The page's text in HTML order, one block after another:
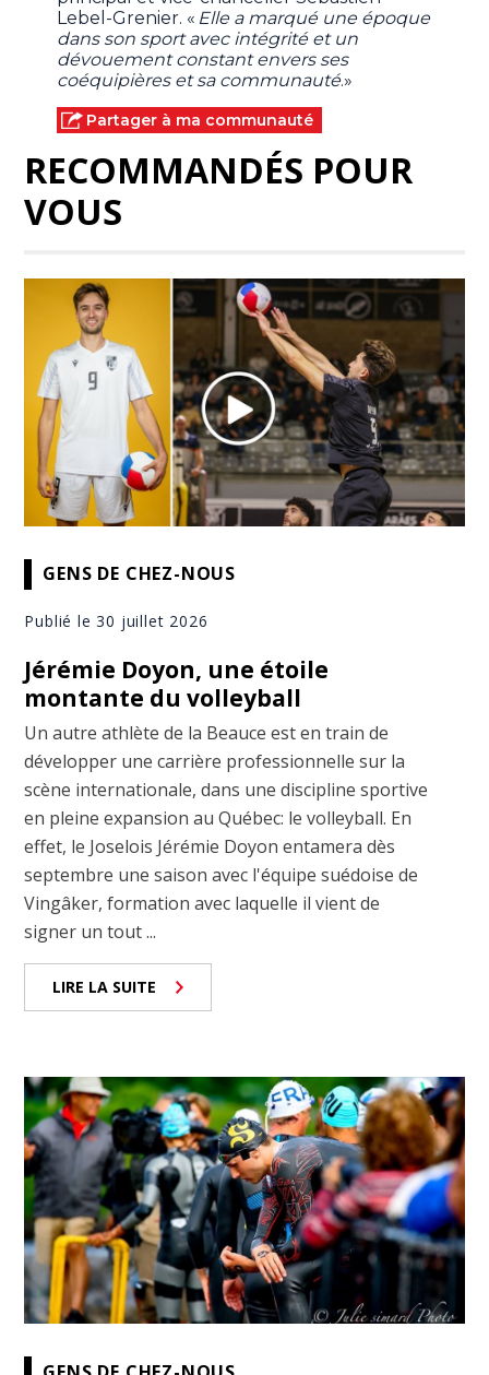
Lebel-Grenier. « Elle a marqué une époque
dans son sport avec intégrité et un
dévouement constant envers ses
coéquipières et sa communauté.»
Partager à ma communauté
RECOMMANDÉS POUR
VOUS
GENS DE CHEZ-NOUS
Publié le 30 juillet 2026
Jérémie Doyon, une étoile
montante du volleyball
Un autre athlète de la Beauce est en train de
développer une carrière professionnelle sur la
scène internationale, dans une discipline sportive
en pleine expansion au Québec: le volleyball. En
effet, le Joselois Jérémie Doyon entamera dès
septembre une saison avec l'équipe suédoise de
Vingâker, formation avec laquelle il vient de
signer un tout ...
LIRE LA SUITE